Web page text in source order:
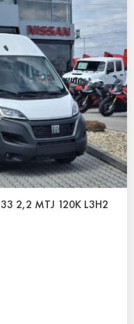
33 2,2 MTJ 120K L3H2